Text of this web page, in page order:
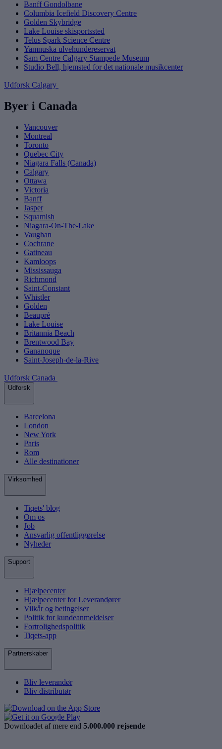
Banff Gondolbane
Columbia Icefield Discovery Centre
Golden Skybridge
Lake Louise skisportssted
Telus Spark Science Centre
Yamnuska ulvehundereservat
Sam Centre Calgary Stampede Museum
Studio Bell, hjemsted for det nationale musikcenter
Udforsk Calgary
Byer i Canada
Vancouver
Montreal
Toronto
Quebec City
Niagara Falls (Canada)
Calgary
Ottawa
Victoria
Banff
Jasper
Squamish
Niagara-On-The-Lake
Vaughan
Cochrane
Gatineau
Kamloops
Mississauga
Richmond
Saint-Constant
Whistler
Golden
Beaupré
Lake Louise
Britannia Beach
Brentwood Bay
Gananoque
Saint-Joseph-de-la-Rive
Udforsk Canada
Udforsk
Barcelona
London
New York
Paris
Rom
Alle destinationer
Virksomhed
Tiqets' blog
Om os
Job
Ansvarlig offentliggørelse
Nyheder
Support
Hjælpecenter
Hjælpecenter for Leverandører
Vilkår og betingelser
Politik for kundeanmeldelser
Fortrolighedspolitik
Tiqets-app
Partnerskaber
Bliv leverandør
Bliv distributør
Downloadet af mere end 5.000.000 rejsende